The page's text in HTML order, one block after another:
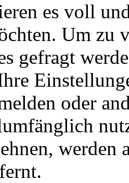
es voll
Um zu
gefragt
oder
werden